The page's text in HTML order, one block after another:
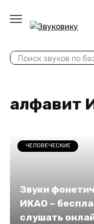
содержанию
алфавит
ЧЕЛОВЕЧЕСКИЕ
Звуки
ИКАО –
слушать